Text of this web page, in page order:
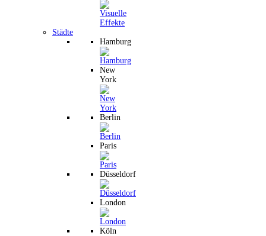
Städte
Hamburg
New
York
Berlin
Paris
Düsseldorf
London
Köln